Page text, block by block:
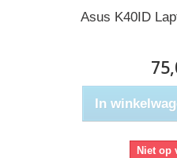
Asus K40ID
In
Niet op